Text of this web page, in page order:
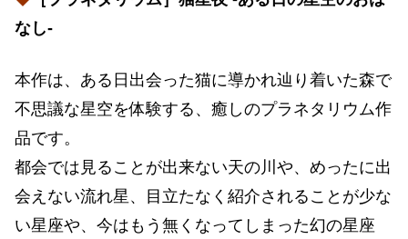
なし-
本作は、ある日出会った猫に導かれ辿り着いた森で
不思議な星空を体験する、癒しのプラネタリウム作
品です。
都会では見ることが出来ない天の川や、めったに出
会えない流れ星、目立たなく紹介されることが少な
い星座や、今はもう無くなってしまった幻の星座